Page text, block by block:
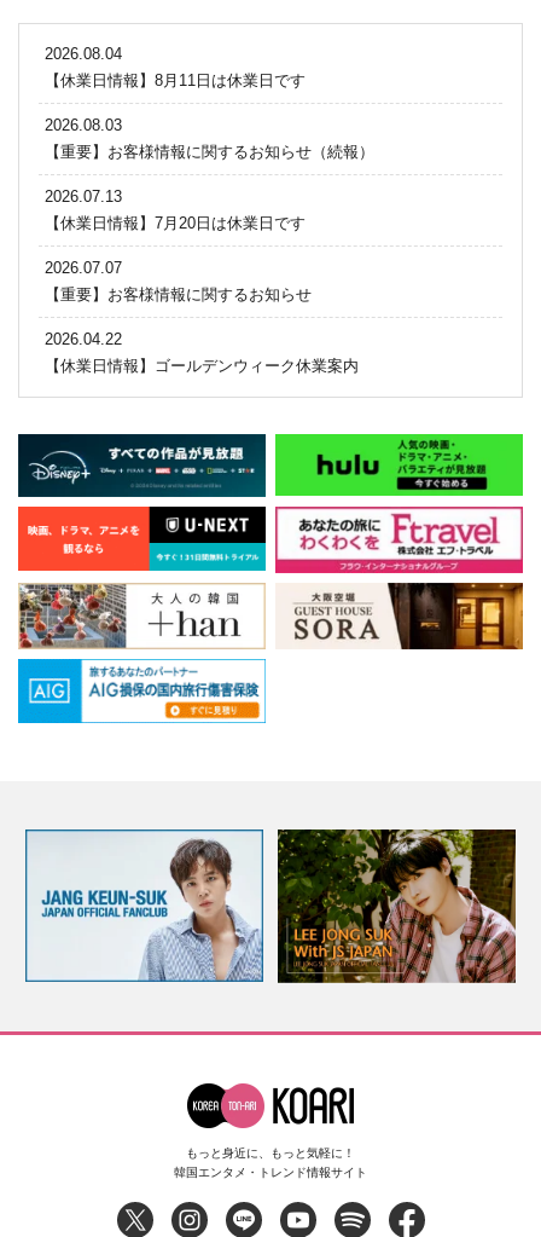
2026.08.04
【休業日情報】8月11日は休業日です
2026.08.03
【重要】お客様情報に関するお知らせ（続報）
2026.07.13
【休業日情報】7月20日は休業日です
2026.07.07
【重要】お客様情報に関するお知らせ
2026.04.22
【休業日情報】ゴールデンウィーク休業案内
もっと身近に、もっと気軽に！
韓国エンタメ・トレンド情報サイト